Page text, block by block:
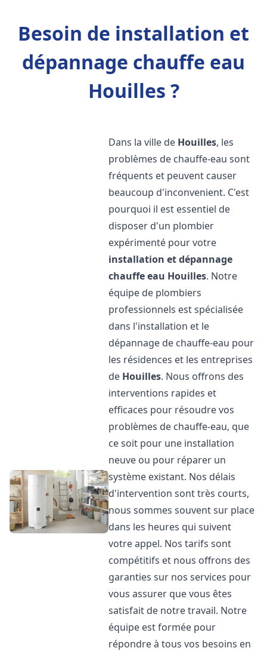
Besoin de installation et
dépannage chauffe eau
Houilles ?
Dans la ville de Houilles, les
problèmes de chauffe-eau sont
fréquents et peuvent causer
beaucoup d'inconvenient. C'est
pourquoi il est essentiel de
disposer d'un plombier
expérimenté pour votre
installation et dépannage
chauffe eau Houilles. Notre
équipe de plombiers
professionnels est spécialisée
dans l'installation et le
dépannage de chauffe-eau pour
les résidences et les entreprises
de Houilles. Nous offrons des
interventions rapides et
efficaces pour résoudre vos
problèmes de chauffe-eau, que
ce soit pour une installation
neuve ou pour réparer un
système existant. Nos délais
d'intervention sont très courts,
nous sommes souvent sur place
dans les heures qui suivent
votre appel. Nos tarifs sont
compétitifs et nous offrons des
garanties sur nos services pour
vous assurer que vous êtes
satisfait de notre travail. Notre
équipe est formée pour
répondre à tous vos besoins en